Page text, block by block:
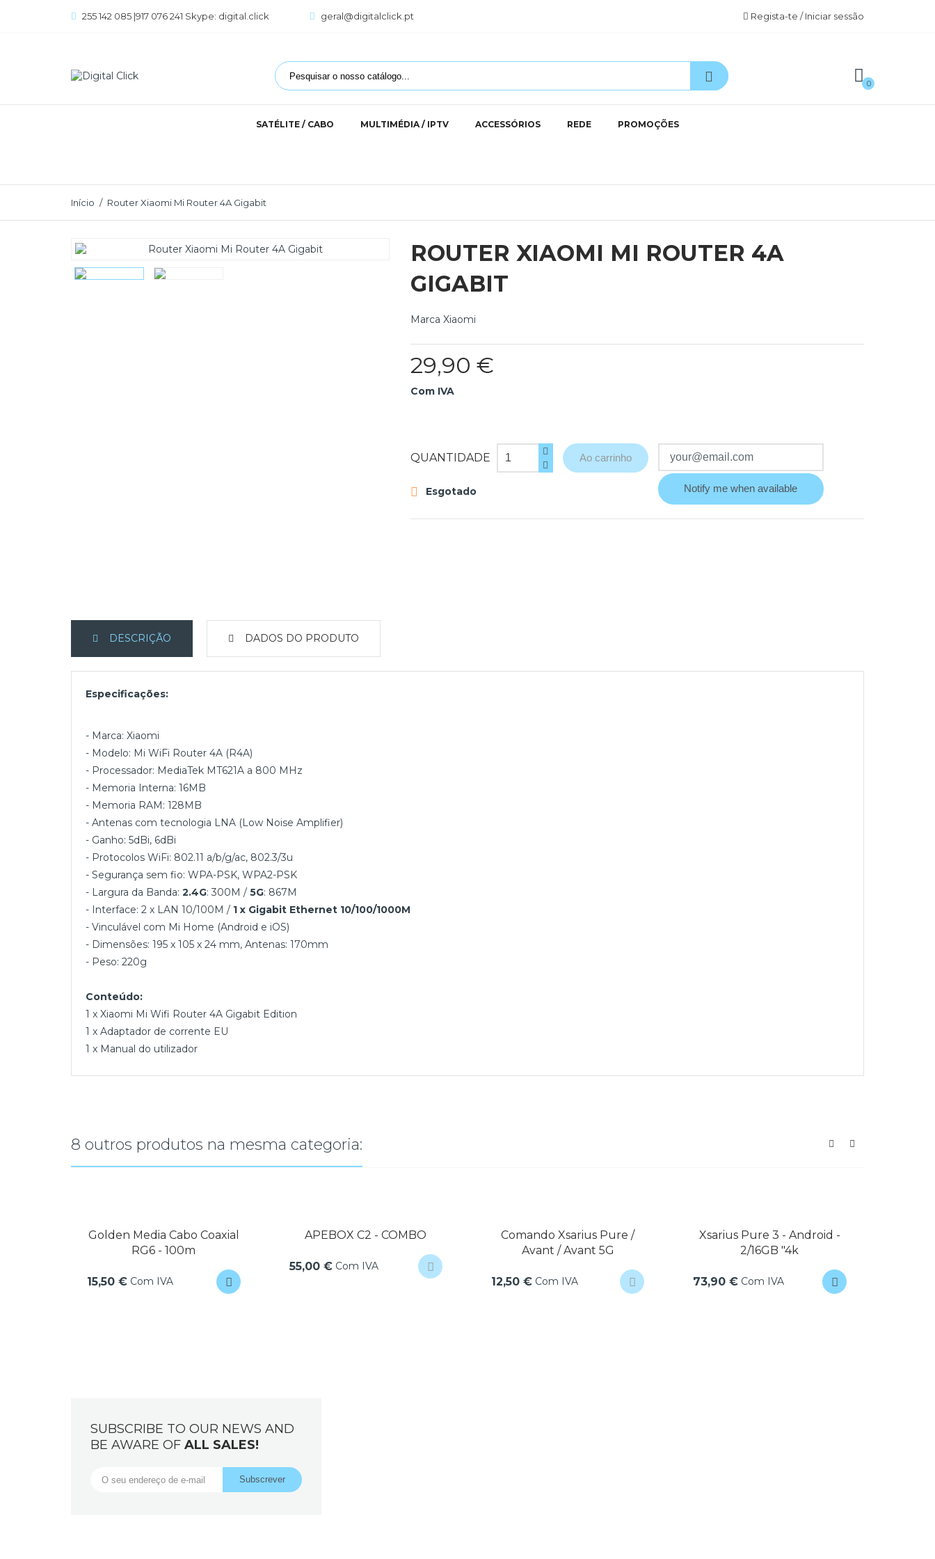
255 142 085 |917 076 241 Skype: digital.click geral@digitalclick.pt Regista-te / Iniciar sessão
0
SATÉLITE / CABO MULTIMÉDIA / IPTV ACCESSÓRIOS REDE PROMOÇÕES
Início Router Xiaomi Mi Router 4A Gigabit
ROUTER XIAOMI MI ROUTER 4A
GIGABIT
Marca Xiaomi
29,90 €
Com IVA
QUANTIDADE Ao carrinho
 Esgotado Notify me when available
DESCRIÇÃO DADOS DO PRODUTO
Especificações:
- Marca: Xiaomi
- Modelo: Mi WiFi Router 4A (R4A)
- Processador: MediaTek MT621A a 800 MHz
- Memoria Interna: 16MB
- Memoria RAM: 128MB
- Antenas com tecnologia LNA (Low Noise Amplifier)
- Ganho: 5dBi, 6dBi
- Protocolos WiFi: 802.11 a/b/g/ac, 802.3/3u
- Segurança sem fio: WPA-PSK, WPA2-PSK
- Largura da Banda: 2.4G: 300M / 5G: 867M
- Interface: 2 x LAN 10/100M / 1 x Gigabit Ethernet 10/100/1000M
- Vinculável com Mi Home (Android e iOS)
- Dimensões: 195 x 105 x 24 mm, Antenas: 170mm
- Peso: 220g
Conteúdo:
1 x Xiaomi Mi Wifi Router 4A Gigabit Edition
1 x Adaptador de corrente EU
1 x Manual do utilizador
8 outros produtos na mesma categoria:
Golden Media Cabo Coaxial
RG6 - 100m
15,50 € Com IVA
APEBOX C2 - COMBO
55,00 €Com IVA
Comando Xsarius Pure /
Avant / Avant 5G
12,50 €Com IVA
Xsarius Pure 3 - Android -
2/16GB "4k
73,90 € Com IVA
SUBSCRIBE TO OUR NEWS AND
BE AWARE OF ALL SALES!